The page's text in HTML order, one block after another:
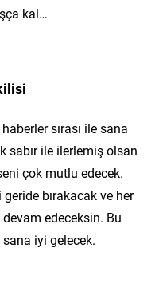
kal…
sırası ile sana
sabır ile ilerlemiş olsan
çok mutlu edecek.
bırakacak ve her
edeceksin. Bu
iyi gelecek.